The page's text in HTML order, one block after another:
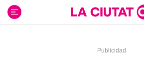
contenido